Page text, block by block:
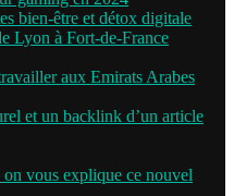
bien-être et détox digitale
Lyon à Fort-de-France
aux Emirats Arabes
et un backlink d’un article
vous explique ce nouvel